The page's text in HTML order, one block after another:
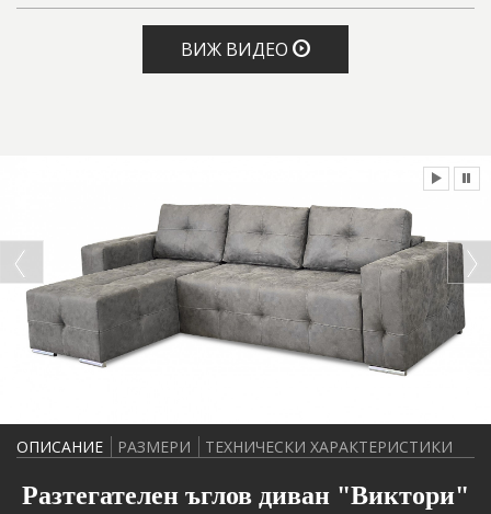
ВИЖ ВИДЕО
ОПИСАНИЕ РАЗМЕРИ ТЕХНИЧЕСКИ ХАРАКТЕРИСТИКИ
Разтегателен ъглов диван "Виктори"